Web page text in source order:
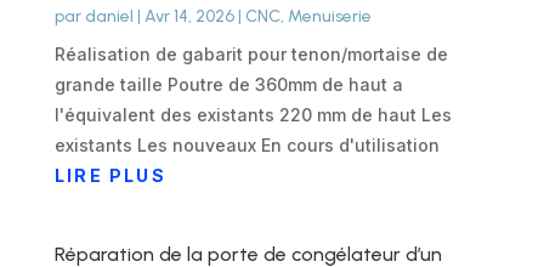
par daniel | Avr 14, 2026| CNC, Menuiserie
Réalisation de gabarit pour tenon/mortaise de
grande taille Poutre de 360mm de haut a
l'équivalent des existants 220 mm de haut Les
existants Les nouveaux En cours d'utilisation
LIRE PLUS
Réparation de la porte de congélateur d’un